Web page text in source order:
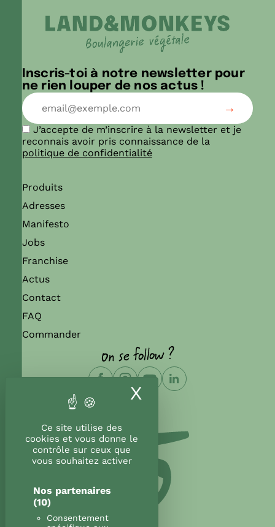
Ce site utilise des
cookies et vous donne le
contrôle sur ceux que
vous souhaitez activer
Nos partenaires
(10)
Consentement
X Masquer le
Inscris-toi à notre newsletter pour
ne rien louper de nos actus !
J’accepte de m’inscrire à la newsletter et je
reconnais avoir pris connaissance de la
politique de confidentialité
Produits
Adresses
Manifesto
Jobs
Franchise
Actus
Contact
FAQ
Commander
On se follow ?